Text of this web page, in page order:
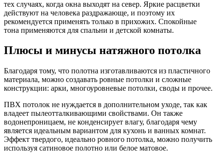
тех случаях, когда окна выходят на север. Яркие расцветки
действуют на человека раздражающе, и поэтому их
рекомендуется применять только в прихожих. Спокойные
тона применяются для спальни и детской комнаты.
Плюсы и минусы натяжного потолка
Благодаря тому, что полотна изготавливаются из пластичного
материала, можно создавать ровные потолки и сложные
конструкции: арки, многоуровневые потолки, своды и прочее.
ПВХ потолок не нуждается в дополнительном уходе, так как
владеет пылеотталкивающими свойствами. Он также
водонепроницаем, не конденсирует влагу, благодаря чему
является идеальным вариантом для кухонь и ванных комнат.
Эффект твердого, идеально ровного потолка, можно получить
используя сатиновое полотно или белое матовое.